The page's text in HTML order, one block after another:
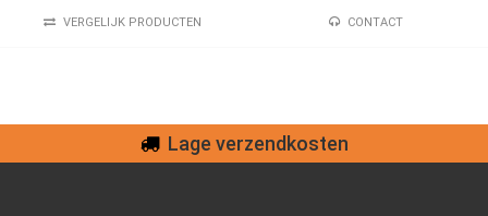
VERGELIJK PRODUCTEN CONTACT
Lage verzendkosten